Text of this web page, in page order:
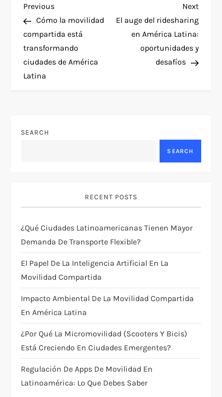
P
o
s
t
a
a
t
i
o
n
Previous
Post
Previous
Cómo la movilidad
compartida está
transformando
ciudades de América
Latina
Next
Post
Next
El auge del ridesharing
en América Latina:
oportunidades y
desafíos
SEARCH
SEARCH
RECENT POSTS
¿Qué Ciudades Latinoamericanas Tienen Mayor
Demanda De Transporte Flexible?
El Papel De La Inteligencia Artificial En La
Movilidad Compartida
Impacto Ambiental De La Movilidad Compartida
En América Latina
¿Por Qué La Micromovilidad (scooters Y Bicis)
Está Creciendo En Ciudades Emergentes?
Regulación De Apps De Movilidad En
Latinoamérica: Lo Que Debes Saber